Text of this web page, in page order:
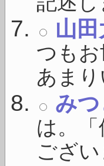
山
つも
あま
み
は。
ござ